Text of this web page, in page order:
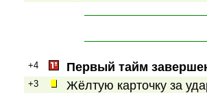
+4 Первый тайм
+3 Жёлтую карточку за